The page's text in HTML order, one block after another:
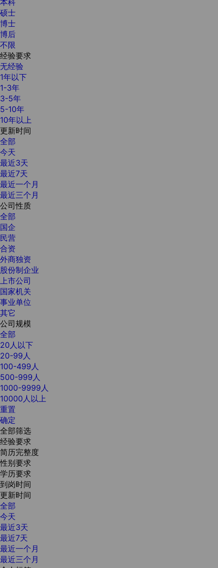
硕士
博士
博后
不限
经验要求
无经验
1年以下
1-3年
3-5年
5-10年
10年以上
更新时间
全部
今天
最近3天
最近7天
最近一个月
最近三个月
公司性质
全部
国企
民营
合资
外商独资
股份制企业
上市公司
国家机关
事业单位
其它
公司规模
全部
20人以下
20-99人
100-499人
500-999人
1000-9999人
10000人以上
重置
确定
全部筛选
经验要求
简历完整度
性别要求
学历要求
到岗时间
更新时间
全部
今天
最近3天
最近7天
最近一个月
最近三个月